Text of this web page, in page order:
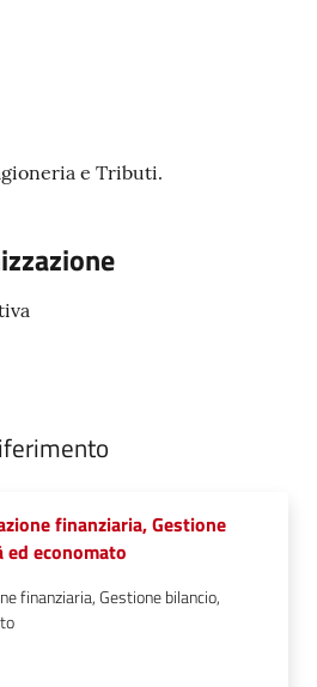
e Tributi.
finanziaria, Gestione
economato
finanziaria, Gestione bilancio,